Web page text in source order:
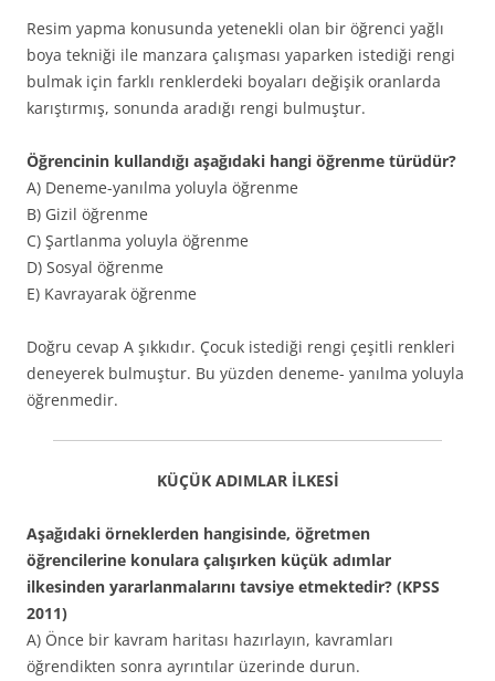
Resim yapma konusunda yetenekli olan bir öğrenci yağlı
boya tekniği ile manzara çalışması yaparken istediği rengi
bulmak için farklı renklerdeki boyaları değişik oranlarda
karıştırmış, sonunda aradığı rengi bulmuştur.
Öğrencinin kullandığı aşağıdaki hangi öğrenme türüdür?
A) Deneme-yanılma yoluyla öğrenme
B) Gizil öğrenme
C) Şartlanma yoluyla öğrenme
D) Sosyal öğrenme
E) Kavrayarak öğrenme
Doğru cevap A şıkkıdır. Çocuk istediği rengi çeşitli renkleri
deneyerek bulmuştur. Bu yüzden deneme- yanılma yoluyla
öğrenmedir.
KÜÇÜK ADIMLAR İLKESİ
Aşağıdaki örneklerden hangisinde, öğretmen
öğrencilerine konulara çalışırken küçük adımlar
ilkesinden yararlanmalarını tavsiye etmektedir? (KPSS
2011)
A) Önce bir kavram haritası hazırlayın, kavramları
öğrendikten sonra ayrıntılar üzerinde durun.